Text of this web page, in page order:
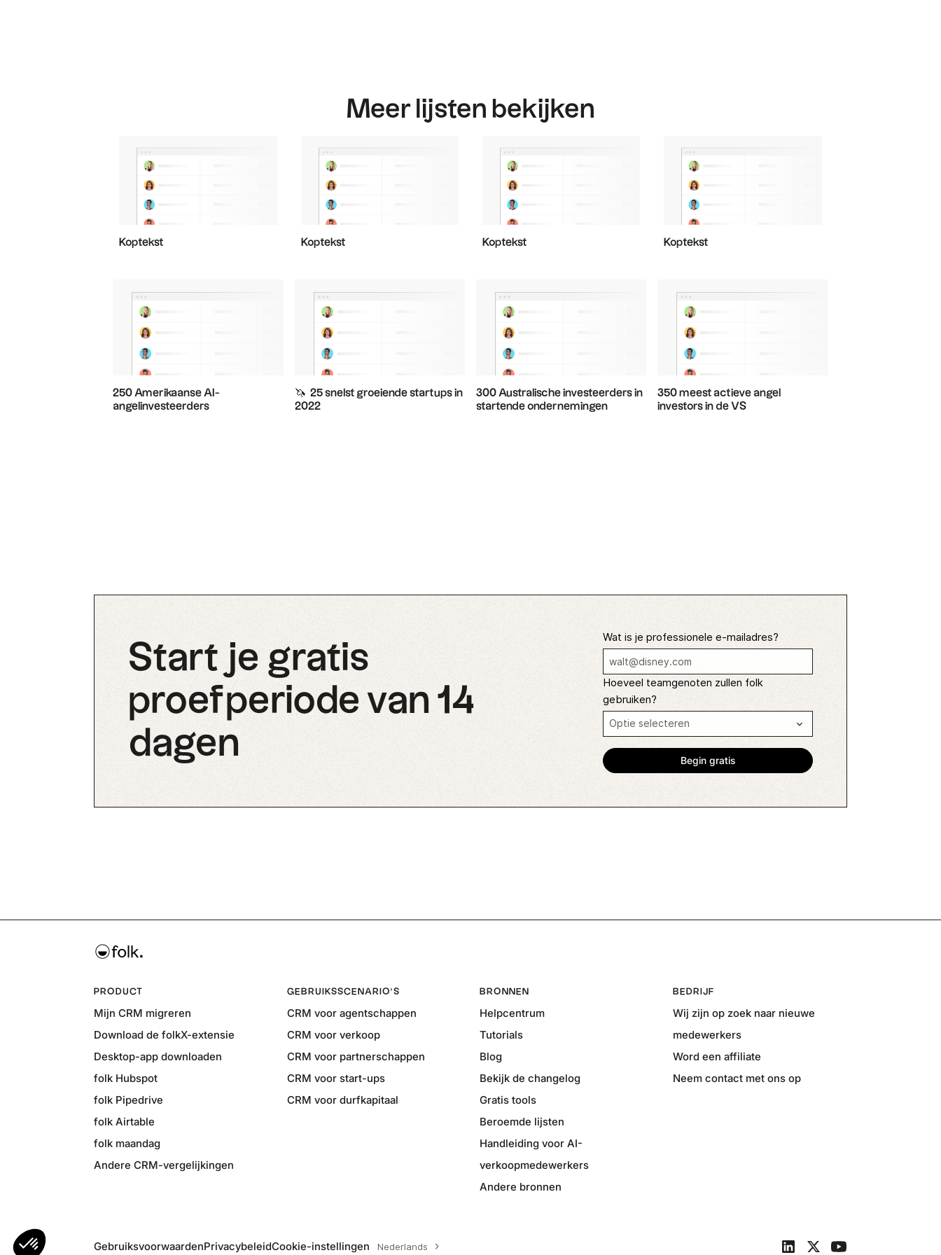
Meer lijsten bekijken
Koptekst Koptekst Koptekst Koptekst
250 Amerikaanse AI-
angelinvesteerders
🦄 ️ 25 snelst groeiende startups in
2022
300 Australische investeerders in
startende ondernemingen
350 meest actieve angel
investors in de VS
Start je gratis
proefperiode van 14
dagen
Wat is je professionele e-mailadres?
Hoeveel teamgenoten zullen folk
gebruiken?
PRODUCT
Mijn CRM migreren
Download de folkX-extensie
Desktop-app downloaden
folk Hubspot
folk Pipedrive
folk Airtable
folk maandag
Andere CRM-vergelijkingen
GEBRUIKSSCENARIO'S
CRM voor agentschappen
CRM voor verkoop
CRM voor partnerschappen
CRM voor start-ups
CRM voor durfkapitaal
BRONNEN
Helpcentrum
Tutorials
Blog
Bekijk de changelog
Gratis tools
Beroemde lijsten
Handleiding voor AI-
verkoopmedewerkers
Andere bronnen
BEDRIJF
Wij zijn op zoek naar nieuwe
medewerkers
Word een affiliate
Neem contact met ons op
GebruiksvoorwaardenPrivacybeleidCookie-instellingen Nederlands